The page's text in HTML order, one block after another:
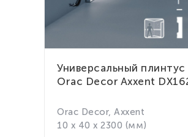
Универсальный плинтус
Orac Decor Axxent
Orac Decor, Axxent
10 x 40 x 2300 (мм)